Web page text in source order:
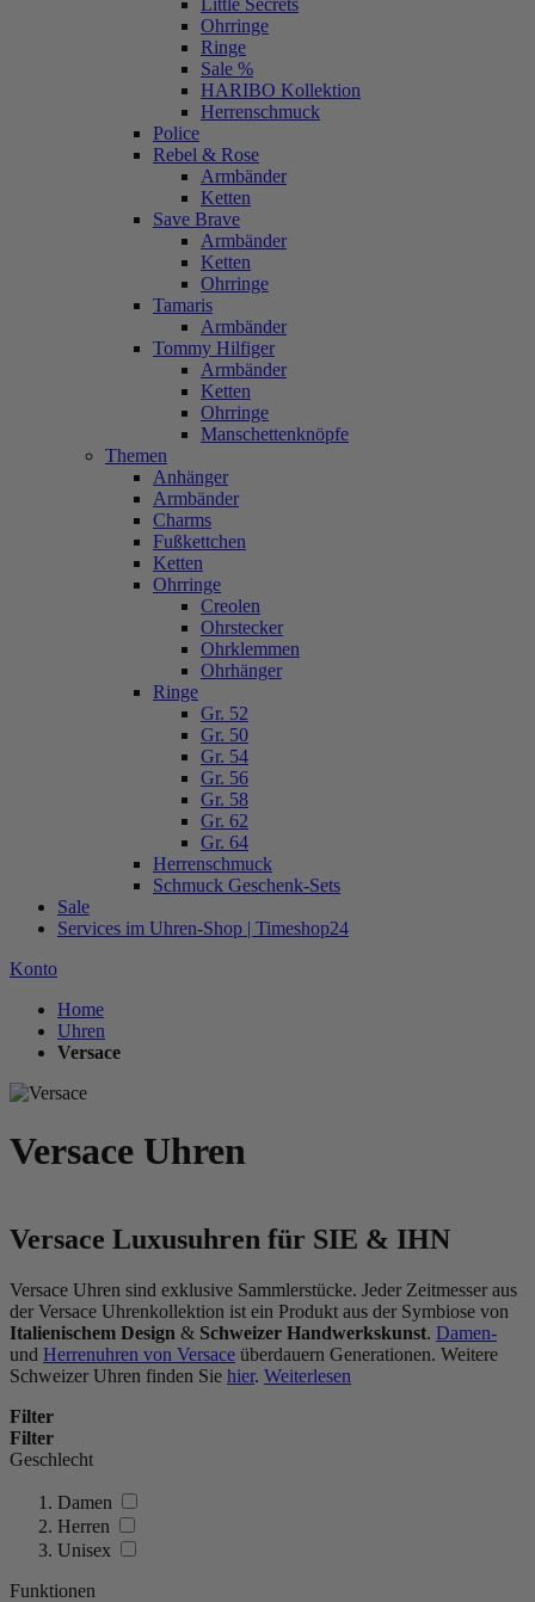
Little Secrets
Ohrringe
Ringe
Sale %
HARIBO Kollektion
Herrenschmuck
Police
Rebel & Rose
Armbänder
Ketten
Save Brave
Armbänder
Ketten
Ohrringe
Tamaris
Armbänder
Tommy Hilfiger
Armbänder
Ketten
Ohrringe
Manschettenknöpfe
Themen
Anhänger
Armbänder
Charms
Fußkettchen
Ketten
Ohrringe
Creolen
Ohrstecker
Ohrklemmen
Ohrhänger
Ringe
Gr. 52
Gr. 50
Gr. 54
Gr. 56
Gr. 58
Gr. 62
Gr. 64
Herrenschmuck
Schmuck Geschenk-Sets
Sale
Services im Uhren-Shop | Timeshop24
Konto
Home
Uhren
Versace
Versace Uhren
Versace Luxusuhren für SIE & IHN
Versace Uhren sind exklusive Sammlerstücke. Jeder Zeitmesser aus
der Versace Uhrenkollektion ist ein Produkt aus der Symbiose von
Italienischem Design & Schweizer Handwerkskunst. Damen-
und Herrenuhren von Versace überdauern Generationen. Weitere
Schweizer Uhren finden Sie hier. Weiterlesen
Filter
Filter
Geschlecht
Damen
Herren
Unisex
Funktionen